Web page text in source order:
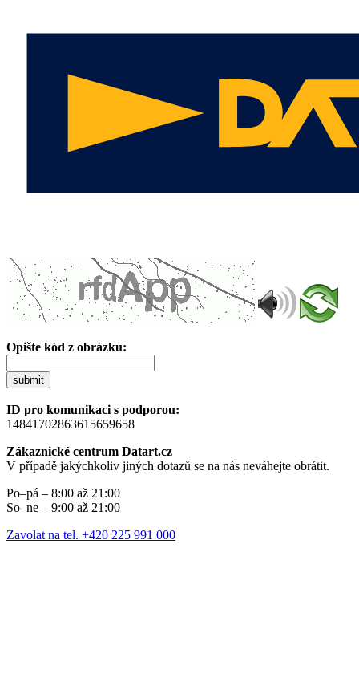
Opište kód z obrázku:
submit
ID pro komunikaci s podporou:
14841702863615659658
Zákaznické centrum Datart.cz
V případě jakýchkoliv jiných dotazů se na nás neváhejte obrátit.
Po–pá – 8:00 až 21:00
So–ne – 9:00 až 21:00
Zavolat na tel. +420 225 991 000